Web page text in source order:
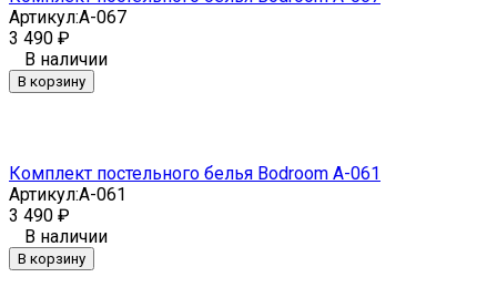
Артикул:A-067
3 490 ₽
В наличии
В корзину
Комплект постельного белья Bodroom A-061
Артикул:A-061
3 490 ₽
В наличии
В корзину